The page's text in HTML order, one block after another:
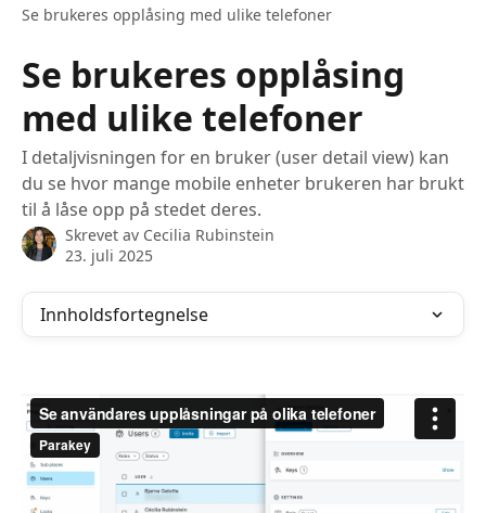
Se brukeres opplåsing med ulike telefoner
Se brukeres opplåsing
med ulike telefoner
I detaljvisningen for en bruker (user detail view) kan
du se hvor mange mobile enheter brukeren har brukt
til å låse opp på stedet deres.
Skrevet av Cecilia Rubinstein
23. juli 2025
Innholdsfortegnelse